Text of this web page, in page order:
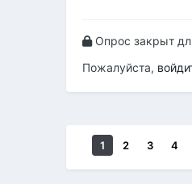
Опрос закрыт
Пожалуйста,
1 2 3 4